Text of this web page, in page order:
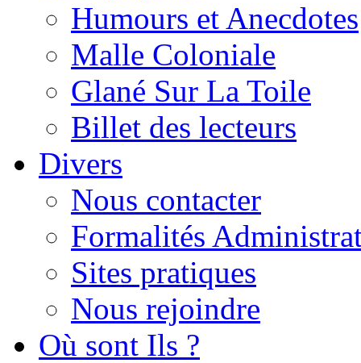
Humours et Anecdotes
Malle Coloniale
Glané Sur La Toile
Billet des lecteurs
Divers
Nous contacter
Formalités
Sites pratiques
Nous rejoindre
Où sont Ils ?